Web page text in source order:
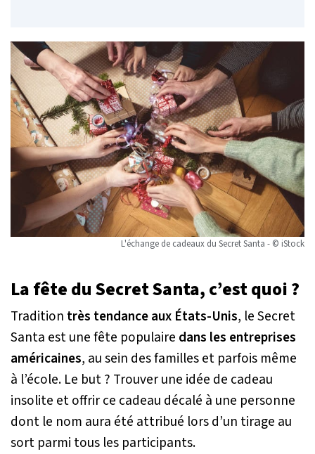
L'échange de cadeaux du Secret Santa - © iStock
La fête du Secret Santa, c’est quoi ?
Tradition très tendance aux États-Unis, le Secret
Santa est une fête populaire dans les entreprises
américaines, au sein des familles et parfois même
à l’école. Le but ? Trouver une idée de cadeau
insolite et offrir ce cadeau décalé à une personne
dont le nom aura été attribué lors d’un tirage au
sort parmi tous les participants.